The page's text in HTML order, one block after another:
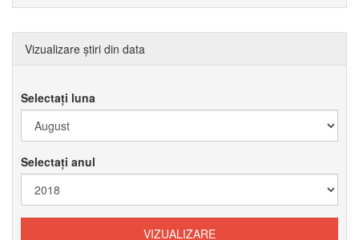
Vizualizare știri din data
Selectați luna
Selectați anul